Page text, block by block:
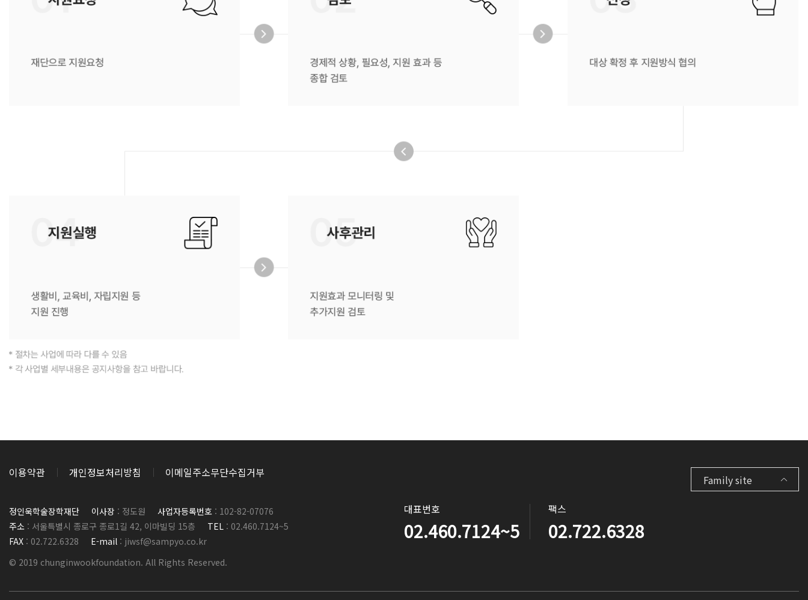
Family site
대표번호
02.460.7124~5
팩스
02.722.6328
이용약관 개인정보처리방침 이메일주소무단수집거부
정인욱학술장학재단 이사장 : 정도원 사업자등록번호 : 102-82-07076
주소 : 서울특별시 종로구 종로1길 42, 이마빌딩 15층 TEL : 02.460.7124~5
FAX : 02.722.6328 E-mail : jiwsf@sampyo.co.kr
© 2019 chunginwookfoundation. All Rights Reserved.